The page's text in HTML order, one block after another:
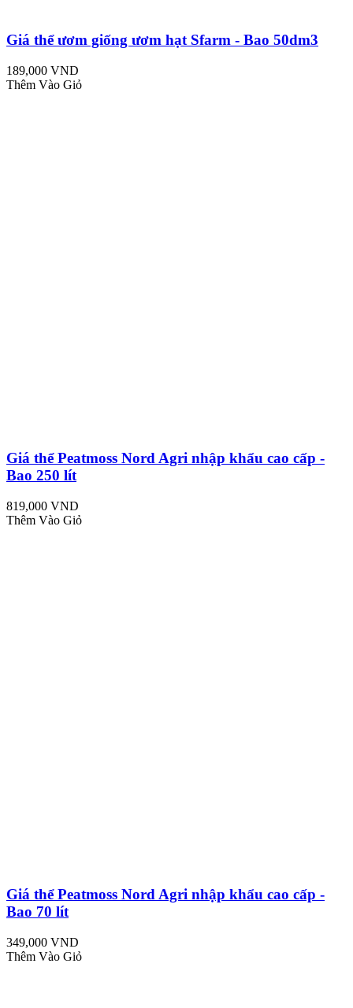
Giá thể ươm giống ươm hạt Sfarm - Bao 50dm3
189,000 VND
Thêm Vào Giỏ
Giá thể Peatmoss Nord Agri nhập khẩu cao cấp -
Bao 250 lít
819,000 VND
Thêm Vào Giỏ
Giá thể Peatmoss Nord Agri nhập khẩu cao cấp -
Bao 70 lít
349,000 VND
Thêm Vào Giỏ